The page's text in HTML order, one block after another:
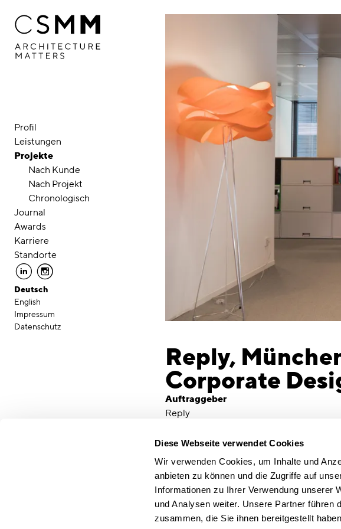
Diese Webseite verwendet Cookies
Wir verwenden Cookies, um Inhalte und
anbieten zu können und die Zugriffe auf
Informationen zu Ihrer Verwendung unserer
und Analysen weiter. Unsere Partner führen
zusammen, die Sie ihnen bereitgestellt
Profil
Leistungen
Projekte
Nach Kunde
Nach Projekt
Chronologisch
Journal
Awards
Karriere
Standorte
linkedin instagram
Deutsch
English
Impressum
Datenschutz
Reply,
Corporate
Auftraggeber
Reply
München
Leistungen
Raum- und Funktionsprogramm,
Standort, Definition Ausbaustandards,
Entwurf Planung Sonderflächen,
Mit den neuen Büroflächen für Reply